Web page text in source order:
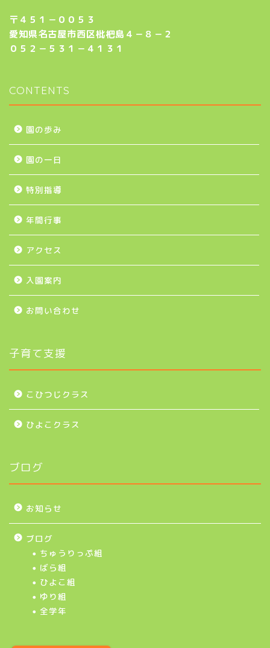
〒４５１－００５３
愛知県名古屋市西区枇杷島４－８－２
０５２－５３１－４１３１
CONTENTS
園の歩み
園の一日
特別指導
年間行事
アクセス
入園案内
お問い合わせ
子育て支援
こひつじクラス
ひよこクラス
ブログ
お知らせ
ブログ
ちゅうりっぷ組
ばら組
ひよこ組
ゆり組
全学年